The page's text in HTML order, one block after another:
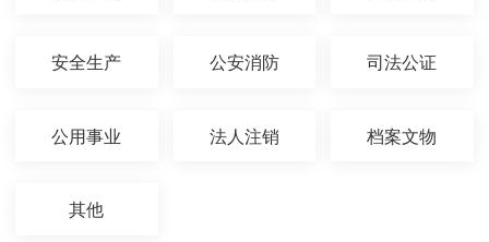
安全生产 公安消防 司法公证
公用事业 法人注销 档案文物
其他